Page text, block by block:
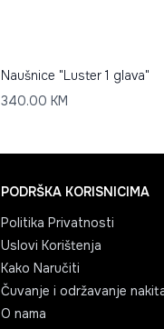
Naušnice "Luster 1 glava"
340.00 KM
PODRŠKA KORISNICIMA
Politika Privatnosti
Uslovi Korištenja
Kako Naručiti
Čuvanje i održavanje
O nama